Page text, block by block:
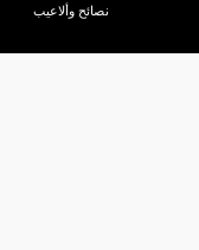
نصائح وألاعيب